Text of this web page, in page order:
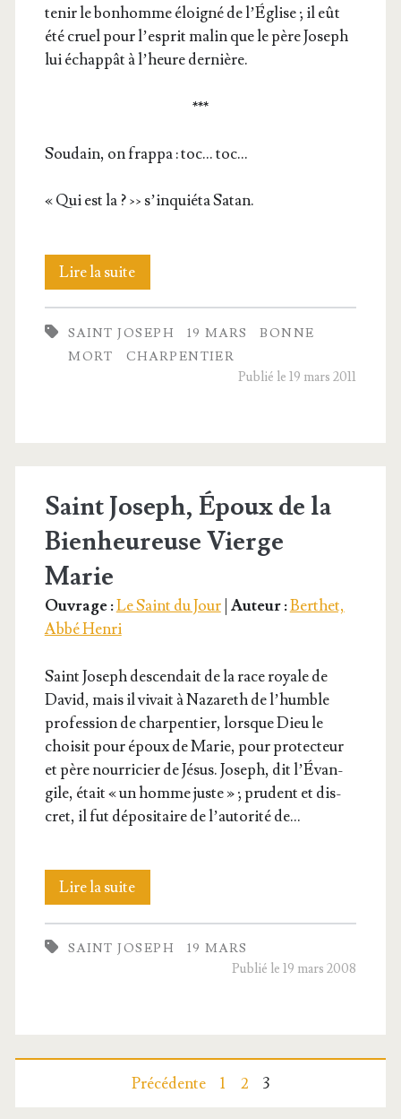
tenir le bon­homme éloi­gné de l’É­glise ; il eût
été cruel pour l’esprit malin que le père Joseph
lui échap­pât à l’heure dernière.
***
Sou­dain, on frap­pa : toc… toc…
« Qui est la ? ›› s’in­quié­ta Satan.
Lire la suiteLa
visite
du
SAINT JOSEPH 19 MARS
BONNE
MORT
CHARPENTIER
Publié le 19 mars 2011
Saint Joseph, Époux de la
Bienheureuse Vierge
Marie
Ouvrage :Le Saint du Jour| Auteur :Berthet,
Abbé Henri
Saint Joseph des­cen­dait de la race royale de
David, mais il vivait à Naza­reth de l’humble
pro­fes­sion de char­pen­tier, lorsque Dieu le
choi­sit pour époux de Marie, pour pro­tec­teur
et père nour­ri­cier de Jésus. Joseph, dit l’É­van­
gile, était « un homme juste » ; pru­dent et dis­
cret, il fut dépo­si­taire de l’au­to­ri­té de…
Lire la suiteSaint
Joseph,
Époux
Bien­
SAINT JOSEPH
19 MARS
Publié le 19 mars 2008
Pagination
Précédente 1 2 3